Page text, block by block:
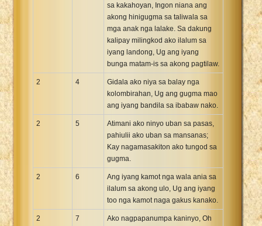
sa kakahoyan, Ingon niana ang
akong hinigugma sa taliwala sa
mga anak nga lalake. Sa dakung
kalipay milingkod ako ilalum sa
iyang landong, Ug ang iyang
bunga matam-is sa akong pagtilaw.
2 4
Gidala ako niya sa balay nga
kolombirahan, Ug ang gugma mao
ang iyang bandila sa ibabaw nako.
2 5
Atimani ako ninyo uban sa pasas,
pahiulii ako uban sa mansanas;
Kay nagamasakiton ako tungod sa
gugma.
2 6
Ang iyang kamot nga wala ania sa
ilalum sa akong ulo, Ug ang iyang
too nga kamot naga gakus kanako.
2 7
Ako nagpapanumpa kaninyo, Oh